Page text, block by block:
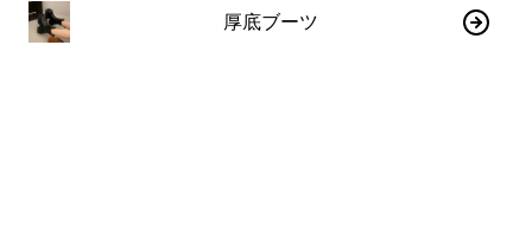
厚底ブーツ